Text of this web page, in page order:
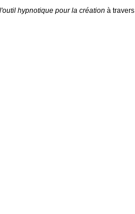
l'outil hypnotique pour la création à travers